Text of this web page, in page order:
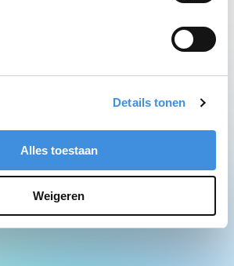
Details tonen
Alles toestaan
Weigeren